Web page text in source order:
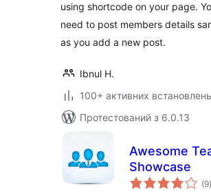
using shortcode on your page.
need to post members details
as you add a new post.
Ibnul H.
100+ активних встановлень
Протестований з 6.0.13
Awesome
Showcase
(9)